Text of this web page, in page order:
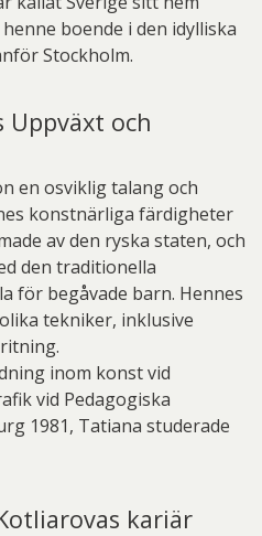
boende i den idylliska
Stockholm.
Uppväxt och
en osviklig talang och
konstnärliga färdigheter
av den ryska staten, och
den traditionella
för begåvade barn. Hennes
tekniker, inklusive
inom konst vid
vid Pedagogiska
1981, Tatiana studerade
kariär